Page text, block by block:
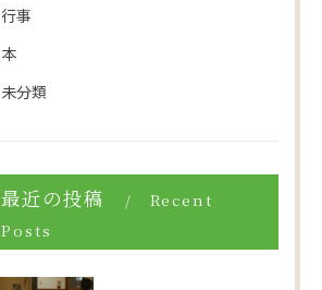
行事
本
未分類
最近の投稿
Recent
Posts